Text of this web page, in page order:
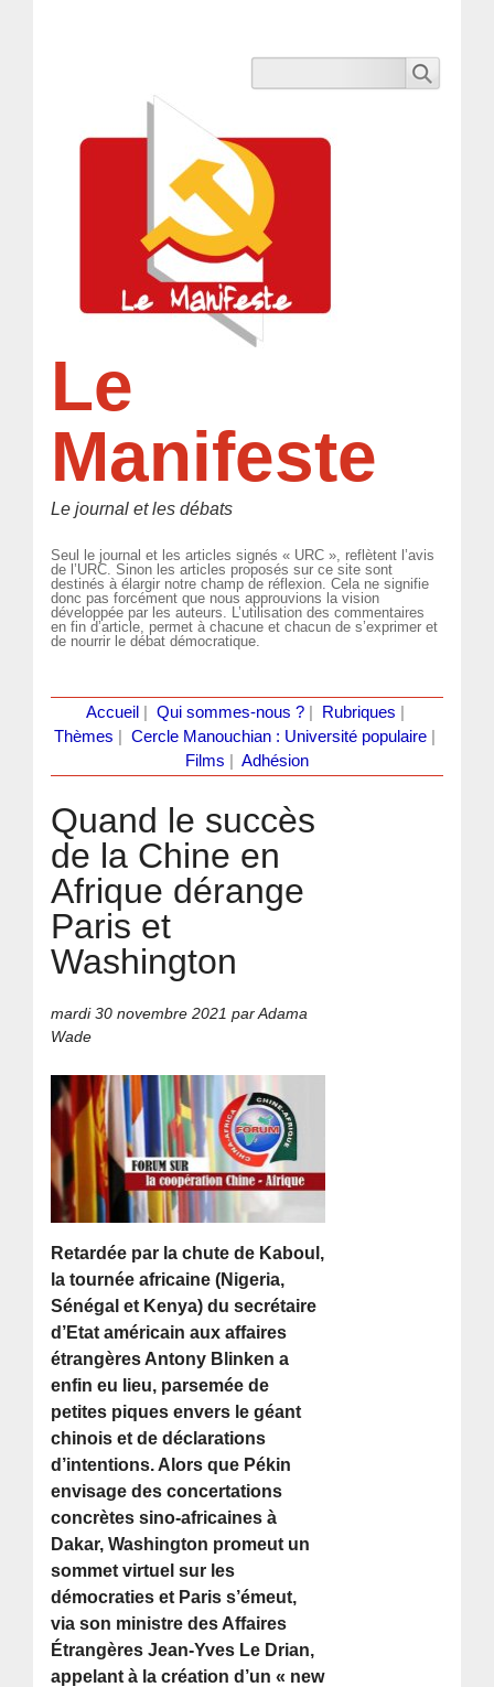
Le
Manifeste
Le journal et les débats
Seul le journal et les articles signés « URC », reflètent l’avis
de l’URC. Sinon les articles proposés sur ce site sont
destinés à élargir notre champ de réflexion. Cela ne signifie
donc pas forcément que nous approuvions la vision
développée par les auteurs. L’utilisation des commentaires
en fin d’article, permet à chacune et chacun de s’exprimer et
de nourrir le débat démocratique.
Accueil Qui sommes-nous ?| Rubriques
Thèmes
Cercle Manouchian : Université populaire
Films
Adhésion
Quand le succès
de la Chine en
Afrique dérange
Paris et
Washington
mardi 30 novembre 2021 par Adama
Wade
Retardée par la chute de Kaboul,
la tournée africaine (Nigeria,
Sénégal et Kenya) du secrétaire
d’Etat américain aux affaires
étrangères Antony Blinken a
enfin eu lieu, parsemée de
petites piques envers le géant
chinois et de déclarations
d’intentions. Alors que Pékin
envisage des concertations
concrètes sino-africaines à
Dakar, Washington promeut un
sommet virtuel sur les
démocraties et Paris s’émeut,
via son ministre des Affaires
Étrangères Jean-Yves Le Drian,
appelant à la création d’un « new